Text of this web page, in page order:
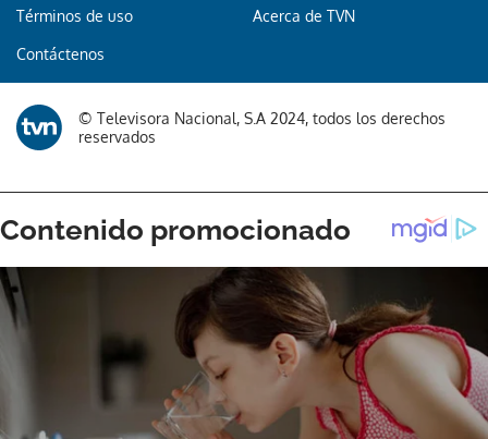
Términos de uso Acerca de TVN
Contáctenos
© Televisora Nacional, S.A 2024, todos los derechos
reservados